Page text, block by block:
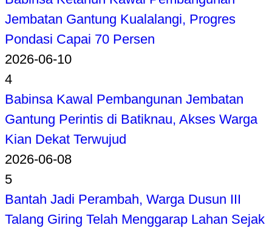
Jembatan Gantung Kualalangi, Progres
Pondasi Capai 70 Persen
2026-06-10
4
Babinsa Kawal Pembangunan Jembatan
Gantung Perintis di Batiknau, Akses Warga
Kian Dekat Terwujud
2026-06-08
5
Bantah Jadi Perambah, Warga Dusun III
Talang Giring Telah Menggarap Lahan Sejak